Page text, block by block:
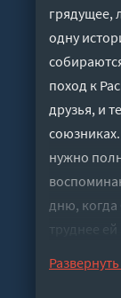
грядущее,
одну
поход к
друзья, и
нужно
дню, когда
труднее